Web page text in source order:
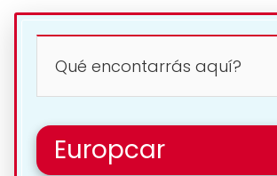
Qué encontarrás aquí?
Europcar